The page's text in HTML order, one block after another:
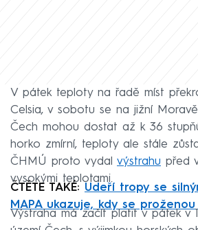
V pátek teploty na řadě míst
Celsia, v sobotu se na jižní
Čech mohou dostat až k 36
horko zmírní, teploty ale stále
ČHMÚ proto vydal výstrahu před
vysokými teplotami.
ČTĚTE TAKÉ: Udeří tropy se
MAPA ukazuje, kdy se proženou
Výstraha má začít platit v pátek v